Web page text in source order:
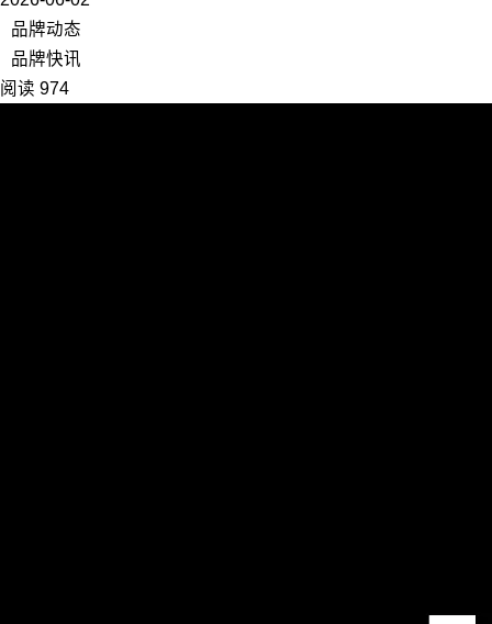
品牌动态
品牌快讯
阅读 974